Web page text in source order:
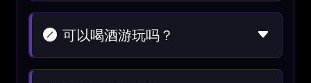
可以喝酒游玩吗？